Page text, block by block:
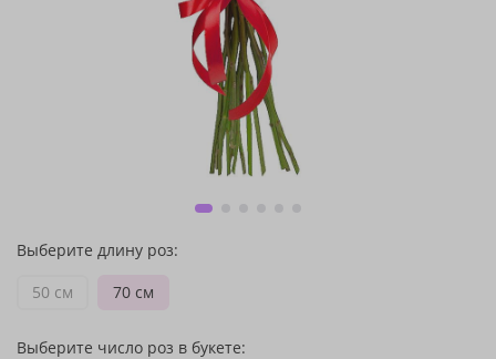
Выберите длину роз:
50 см
70 см
Выберите число роз в букете: